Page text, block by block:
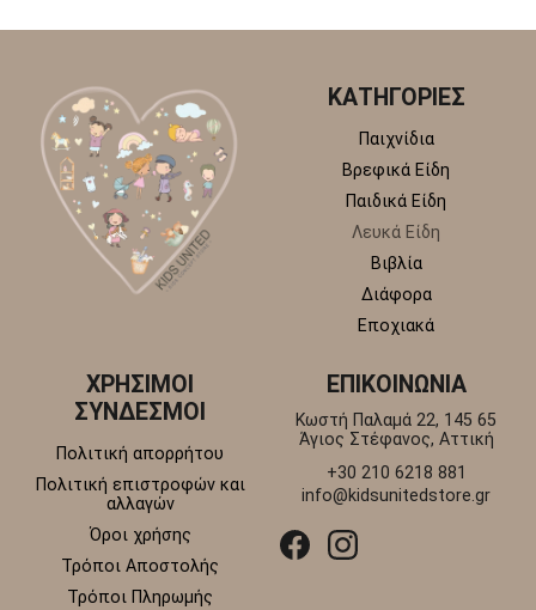
ΚΑΤΗΓΟΡΙΕΣ
Παιχνίδια
Βρεφικά Είδη
Παιδικά Είδη
Λευκά Είδη
Βιβλία
Διάφορα
Εποχιακά
ΧΡΗΣΙΜΟΙ
ΣΥΝΔΕΣΜΟΙ
Πολιτική απορρήτου
Πολιτική επιστροφών και
αλλαγών
Όροι χρήσης
Τρόποι Αποστολής
Τρόποι Πληρωμής
ΕΠΙΚΟΙΝΩΝΙΑ
Κωστή Παλαμά 22, 145 65
Άγιος Στέφανος, Αττική
+30 210 6218 881
info@kidsunitedstore.gr